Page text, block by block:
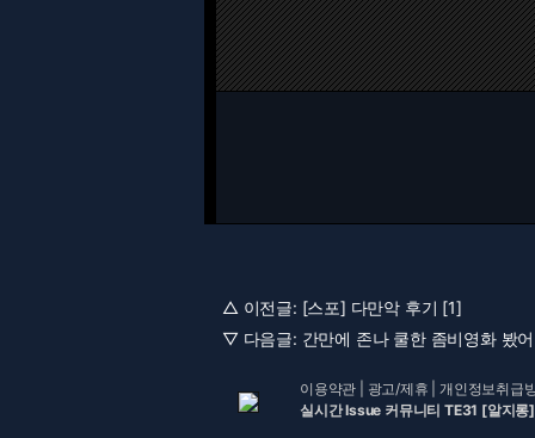
△ 이전글: [스포] 다만악 후기 [1]
▽ 다음글: 간만에 존나 쿨한 좀비영화 봤
이용약관 광고/제휴 |개인정보취급
실시간 Issue 커뮤니티 TE31 [알지